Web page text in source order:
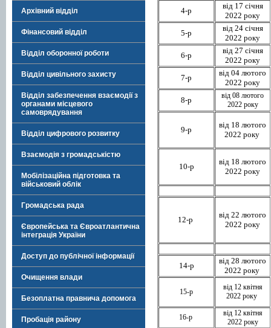
Архівний відділ
Фінансовий відділ
Відділ оборонної роботи
Відділ цивільного захисту
Відділ забезпечення взаємодії з
органами місцевого
самоврядування
Відділ цифрового розвитку
Взаємодія з громадськістю
Мобілізаційна підготовка та
військовий облік
Громадська рада
Європейська та Євроатлантична
інтеграція України
Доступ до публічної інформації
Очищення влади
Безоплатна правнича допомога
Пробація району
4-р
від 17 січня
2022 року
5-р
від 24 січня
2022 року
6-р
від 27 січня
2022 року
7-р
від 04 лютого
2022 року
8-р
від 08 лютого
2022 року
9-р
від 18 лютого
2022 року
10-р
від 18 лютого
2022 року
12-р
від 22 лютого
2022 року
14-р
від 28 лютого
2022 року
15-р
від 12 квітня
2022 року
16-р
від 12 квітня
2022 року